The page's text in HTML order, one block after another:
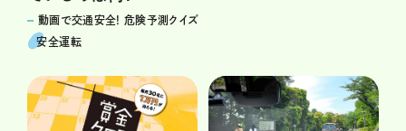
動画で交通安全! 危険予測クイズ
安全運転